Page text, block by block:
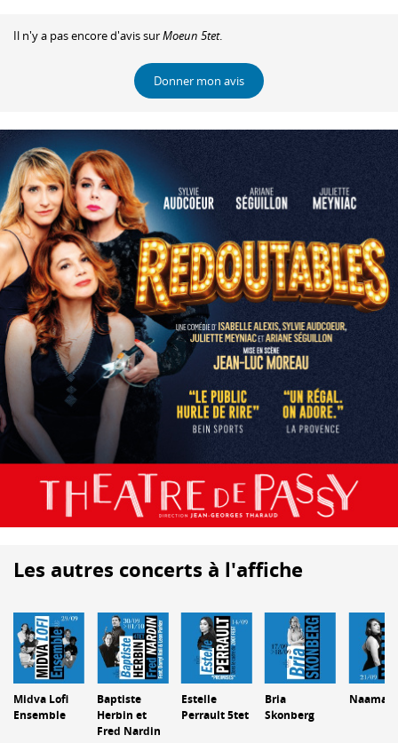
Il n'y a pas encore d'avis surMoeun 5tet.
Donner mon avis
Les autres concerts à l'affiche
Midva Lofi
Ensemble
Baptiste
Herbin et
Fred Nardin
Estelle
Perrault 5tet
Bria
Skonberg
Naama